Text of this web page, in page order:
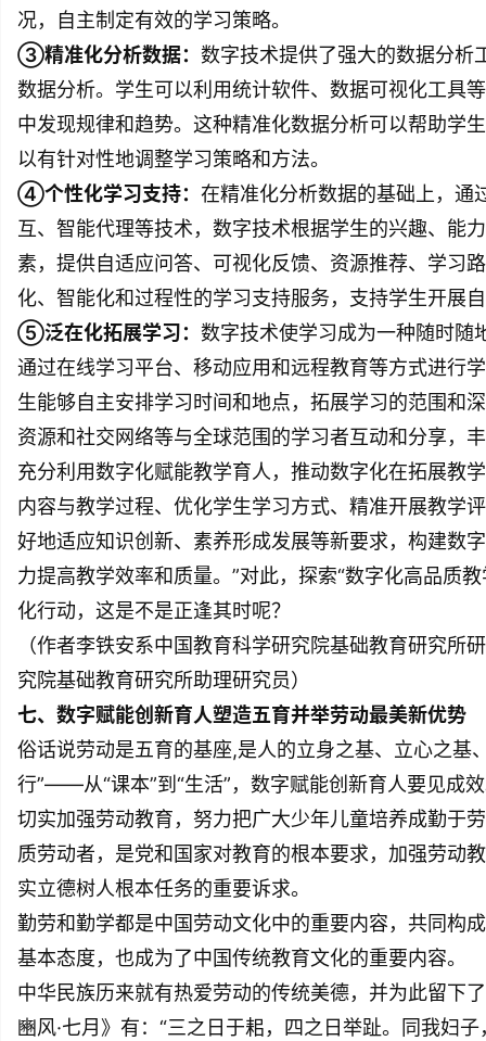
况，自主制定有效的学习策略。
③精准化分析数据： 数字技术提供了强大的数据分析
数据分析。学生可以利用统计软件、数据可视化工具
中发现规律和趋势。这种精准化数据分析可以帮助学
以有针对性地调整学习策略和方法。
④个性化学习支持： 在精准化分析数据的基础上，通
互、智能代理等技术，数字技术根据学生的兴趣、能
素，提供自适应问答、可视化反馈、资源推荐、学习
化、智能化和过程性的学习支持服务，支持学生开展
⑤泛在化拓展学习： 数字技术使学习成为一种随时随
通过在线学习平台、移动应用和远程教育等方式进行
生能够自主安排学习时间和地点，拓展学习的范围和
资源和社交网络等与全球范围的学习者互动和分享，
充分利用数字化赋能教学育人，推动数字化在拓展教
内容与教学过程、优化学生学习方式、精准开展教学
好地适应知识创新、素养形成发展等新要求，构建数
力提高教学效率和质量。”对此，探索“数字化高品质
化行动，这是不是正逢其时呢？
（作者李铁安系中国教育科学研究院基础教育研究所
究院基础教育研究所助理研究员）
七、数字赋能创新育人塑造五育并举劳动最美新优势
俗话说劳动是五育的基座,是人的立身之基、立心之基
行”——从“课本”到“生活”，数字赋能创新育人要见成
切实加强劳动教育，努力把广大少年儿童培养成勤于
质劳动者，是党和国家对教育的根本要求，加强劳动
实立德树人根本任务的重要诉求。
勤劳和勤学都是中国劳动文化中的重要内容，共同构
基本态度，也成为了中国传统教育文化的重要内容。
中华民族历来就有热爱劳动的传统美德，并为此留下
豳风·七月》有：“三之日于耜，四之日举趾。同我妇